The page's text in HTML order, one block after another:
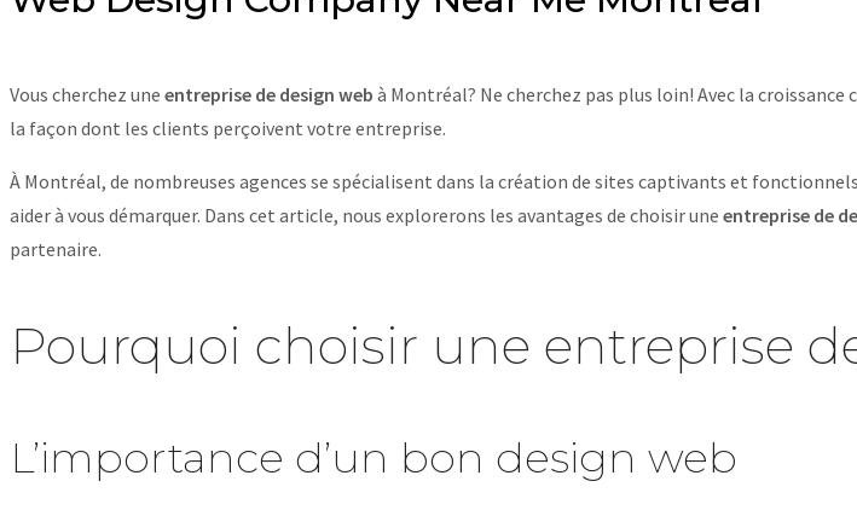
Vous cherchez une entreprise de design web à Montréal? Ne cherchez pas plus loin! Avec la
la façon dont les clients perçoivent votre entreprise.
À Montréal, de nombreuses agences se spécialisent dans la création de sites captivants et
aider à vous démarquer. Dans cet article, nous explorerons les avantages de choisir une entreprise de
partenaire.
Pourquoi choisir une entreprise
L’importance d’un bon design web